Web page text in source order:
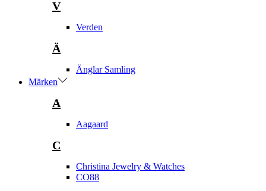
V
Verden
Ä
Änglar Samling
Märken
A
Aagaard
C
Christina Jewelry & Watches
CO88